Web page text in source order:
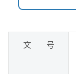
文 号